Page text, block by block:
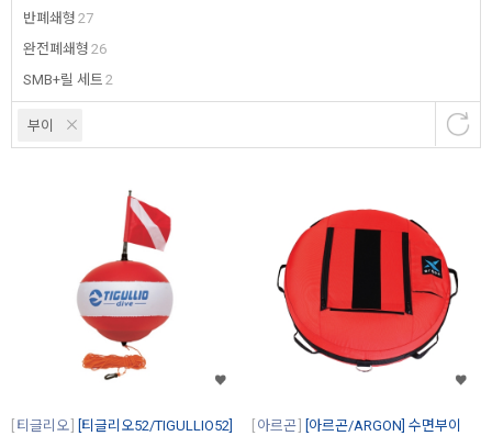
반폐쇄형 27
완전폐쇄형 26
SMB+릴 세트 2
부이
티글리오
[티글리오52/TIGULLIO52]
아르곤 [아르곤/ARGON] 수면부이